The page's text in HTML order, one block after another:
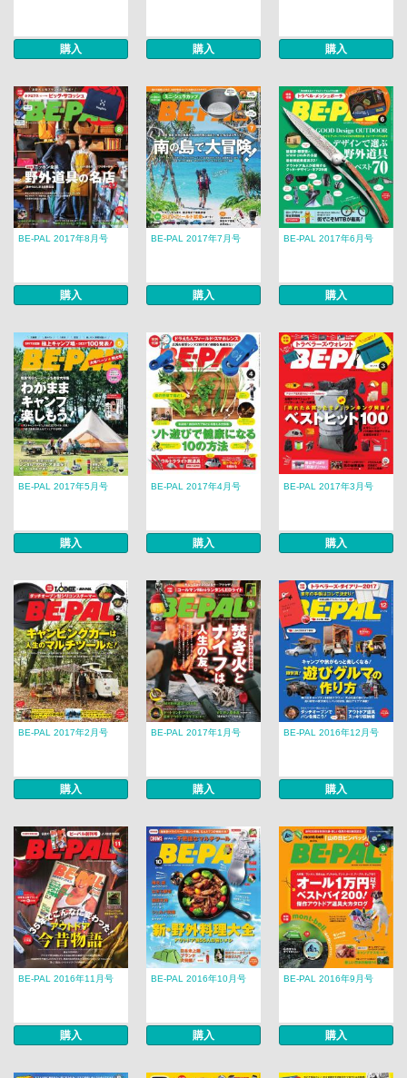
購入 購入 購入
BE-PAL 2017年8月号
購入
BE-PAL 2017年7月号
購入
BE-PAL 2017年6月号
購入
BE-PAL 2017年5月号
購入
BE-PAL 2017年4月号
購入
BE-PAL 2017年3月号
購入
BE-PAL 2017年2月号
購入
BE-PAL 2017年1月号
購入
BE-PAL 2016年12月号
購入
BE-PAL 2016年11月号
購入
BE-PAL 2016年10月号
購入
BE-PAL 2016年9月号
購入